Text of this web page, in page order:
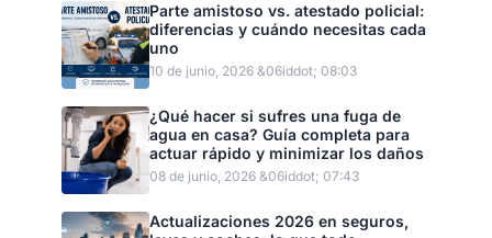
Parte amistoso vs. atestado policial:
diferencias y cuándo necesitas cada
uno
10 de junio, 2026 &06iddot; 08:03
¿Qué hacer si sufres una fuga de
agua en casa? Guía completa para
actuar rápido y minimizar los daños
08 de junio, 2026 &06iddot; 07:43
Actualizaciones 2026 en seguros,